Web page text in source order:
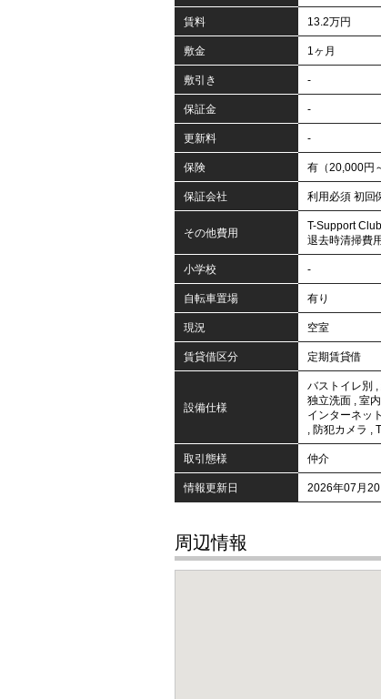
賃料 13.2万円
敷金 1ヶ月
敷引き -
保証金 -
更新料 -
保険 有（20,000円
保証会社 利用必須 初回
その他費用
T-Support
退去時清掃費
小学校 -
自転車置場 有り
現況 空室
賃貸借区分 定期賃貸借
設備仕様
バストイレ別 ,
独立洗面 , 室
インターネッ
, 防犯カメラ ,
取引態様 仲介
情報更新日 2026年07月20
周辺情報